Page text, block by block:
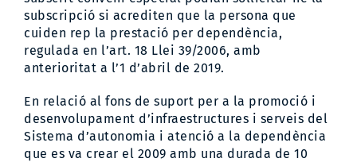
subscripció si acrediten que la persona que
cuiden rep la prestació per dependència,
regulada en l’art. 18 Llei 39/2006, amb
anterioritat a l’1 d’abril de 2019.
En relació al fons de suport per a la promoció i
desenvolupament d’infraestructures i serveis del
Sistema d’autonomia i atenció a la dependència
que es va crear el 2009 amb una durada de 10